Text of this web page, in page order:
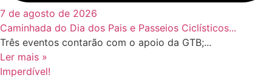
7 de agosto de 2026
Caminhada do Dia dos Pais e Passeios Ciclísticos...
Três eventos contarão com o apoio da GTB;...
Ler mais »
Imperdível!